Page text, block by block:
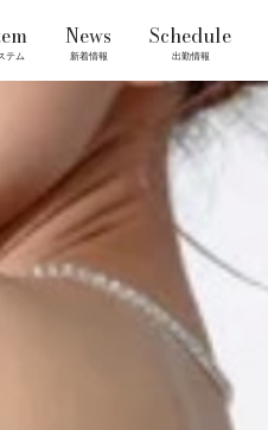
テム
News
新着情報
Schedule
出勤情報